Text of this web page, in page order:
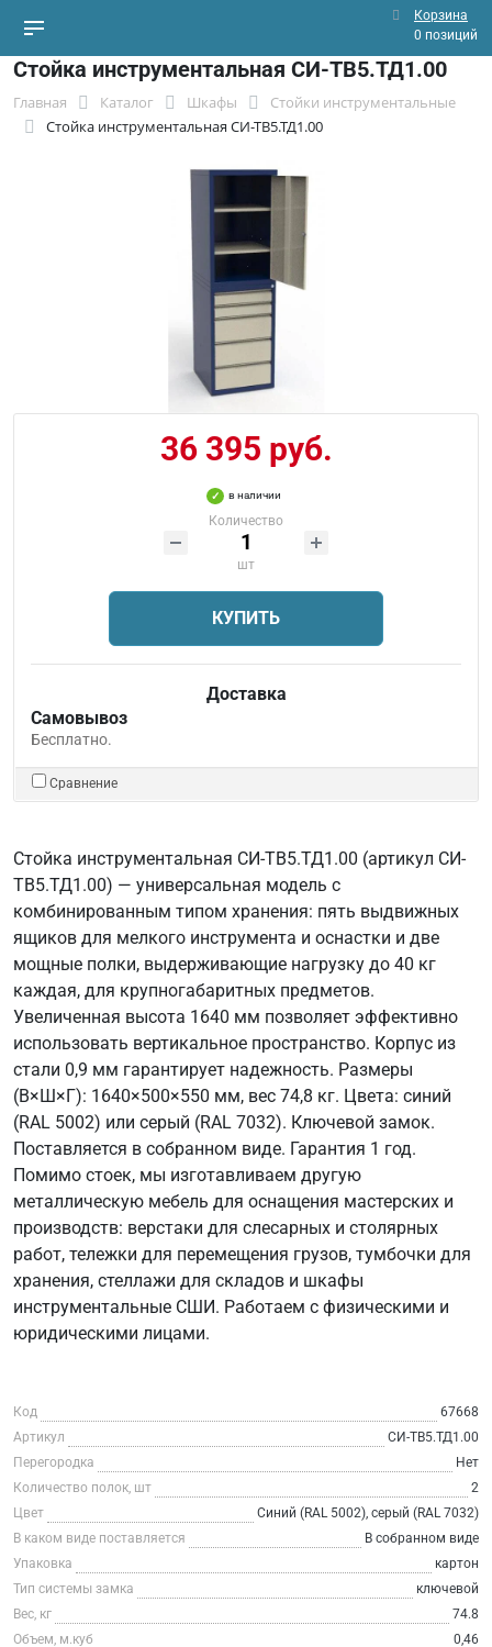
Корзина
0 позиций
Стойка инструментальная СИ-ТВ5.ТД1.00
Главная Каталог Шкафы
Стойки инструментальные
Стойка инструментальная СИ-ТВ5.ТД1.00
36 395 руб.
в наличии
Количество
шт
КУПИТЬ
Доставка
Самовывоз
Бесплатно.
Сравнение
Стойка инструментальная СИ-ТВ5.ТД1.00 (артикул СИ-
ТВ5.ТД1.00) — универсальная модель с
комбинированным типом хранения: пять выдвижных
ящиков для мелкого инструмента и оснастки и две
мощные полки, выдерживающие нагрузку до 40 кг
каждая, для крупногабаритных предметов.
Увеличенная высота 1640 мм позволяет эффективно
использовать вертикальное пространство. Корпус из
стали 0,9 мм гарантирует надежность. Размеры
(В×Ш×Г): 1640×500×550 мм, вес 74,8 кг. Цвета: синий
(RAL 5002) или серый (RAL 7032). Ключевой замок.
Поставляется в собранном виде. Гарантия 1 год.
Помимо стоек, мы изготавливаем другую
металлическую мебель для оснащения мастерских и
производств: верстаки для слесарных и столярных
работ, тележки для перемещения грузов, тумбочки для
хранения, стеллажи для складов и шкафы
инструментальные СШИ. Работаем с физическими и
юридическими лицами.
Код
67668
Артикул
СИ-ТВ5.ТД1.00
Перегородка
Нет
Количество полок, шт
2
Цвет
Синий (RAL 5002), серый (RAL 7032)
В каком виде поставляется
В собранном виде
Упаковка
картон
Тип системы замка
ключевой
Вес, кг
74.8
Объем, м.куб
0,46